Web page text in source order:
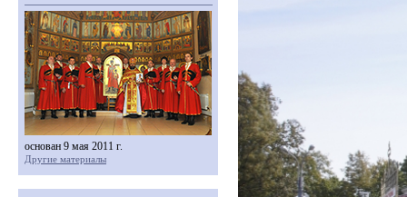
основан 9 мая 2011 г.
Другие материалы